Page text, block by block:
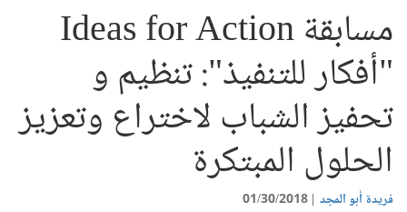
مسابقة Ideas for Action
"أفكار للتنفيذ": تنظيم و
تحفيز الشباب لاختراع وتعزيز
الحلول المبتكرة
فريدة أبو المجد 01/30/2018